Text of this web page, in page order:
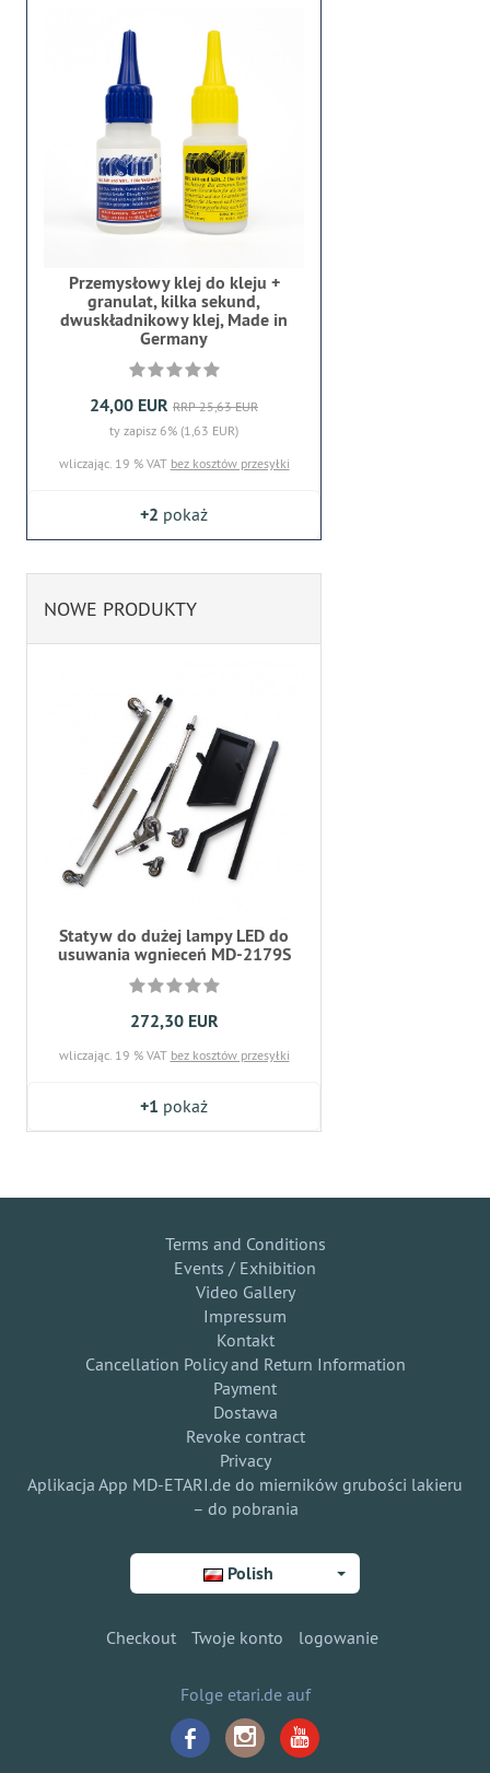
Przemysłowy klej do kleju +
granulat, kilka sekund,
dwuskładnikowy klej, Made in
Germany
24,00 EUR RRP 25,63 EUR
ty zapisz 6% (1,63 EUR)
wliczając. 19 % VAT bez kosztów przesyłki
+2 pokaż
NOWE PRODUKTY
Statyw do dużej lampy LED do
usuwania wgnieceń MD-2179S
272,30 EUR
wliczając. 19 % VAT bez kosztów przesyłki
+1 pokaż
Terms and Conditions
Events / Exhibition
Video Gallery
Impressum
Kontakt
Cancellation Policy and Return Information
Payment
Dostawa
Revoke contract
Privacy
Aplikacja App MD-ETARI.de do mierników grubości lakieru
– do pobrania
Polish
Checkout Twoje konto logowanie
Folge etari.de auf